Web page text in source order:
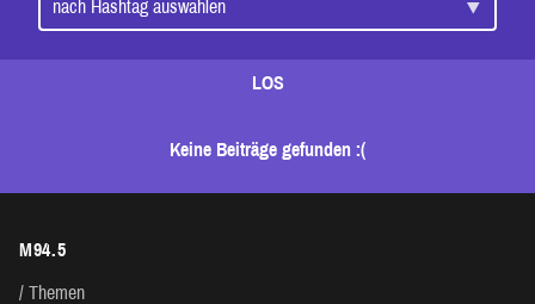
LOS
Keine Beiträge gefunden :(
M94.5
Themen